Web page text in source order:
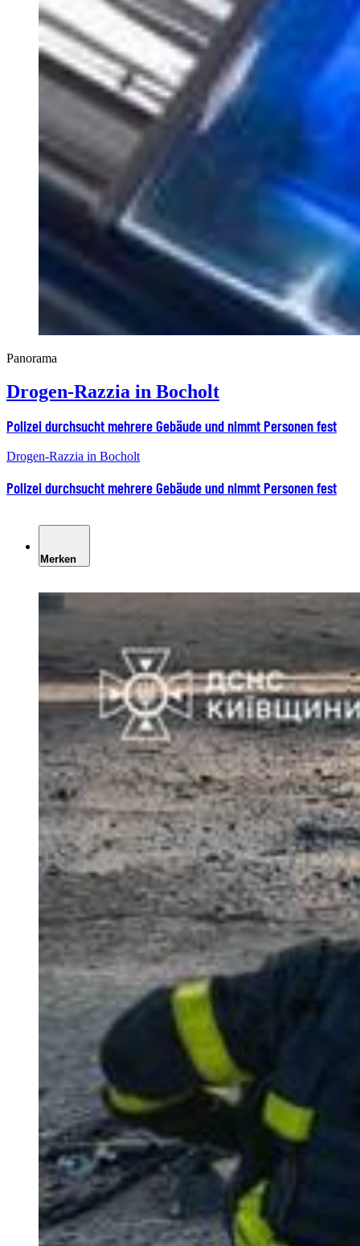
Panorama
Drogen-Razzia in Bocholt
Polizei durchsucht mehrere Gebäude und nimmt Personen fest
Drogen-Razzia in Bocholt
Polizei durchsucht mehrere Gebäude und nimmt Personen fest
Merken